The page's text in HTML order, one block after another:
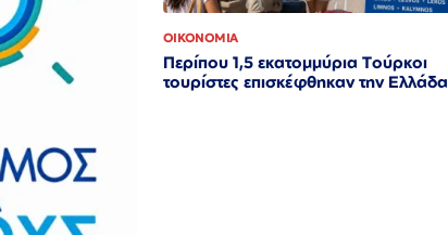
ΟΙΚΟΝΟΜΙΑ
Περίπου 1,5 εκατομμύρια Τούρκοι
τουρίστες επισκέφθηκαν την Ελλάδα